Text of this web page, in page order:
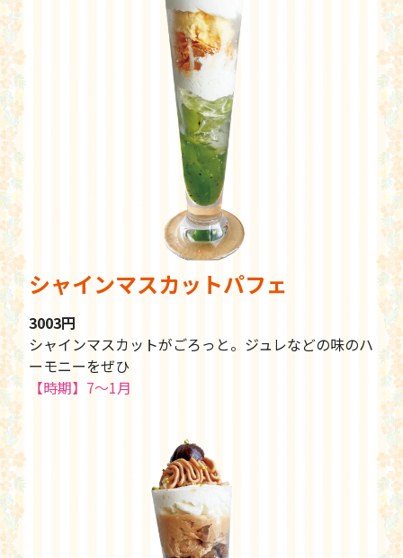
シャインマスカットパフェ
3003円
シャインマスカットがごろっと。ジュレなどの味のハ
ーモニーをぜひ
【時期】7〜1月